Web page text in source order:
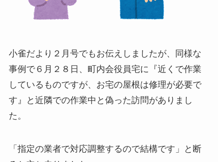
小雀だより２月号でもお伝えしましたが、同様な
事例で６月２８日、町内会役員宅に『近くで作業
しているものですが、お宅の屋根は修理が必要で
す 』と近隣での作業中と偽った訪問がありまし
た。
「指定の業者で対応調整するので結構です」と断